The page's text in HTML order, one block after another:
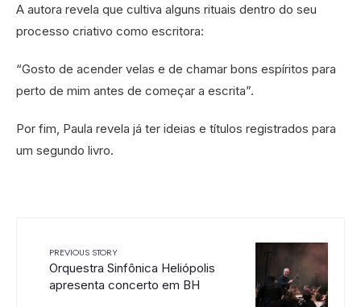
A autora revela que cultiva alguns rituais dentro do seu
processo criativo como escritora:
“Gosto de acender velas e de chamar bons espíritos para
perto de mim antes de começar a escrita”.
Por fim, Paula revela já ter ideias e títulos registrados para
um segundo livro.
PREVIOUS STORY
Orquestra Sinfônica Heliópolis
apresenta concerto em BH